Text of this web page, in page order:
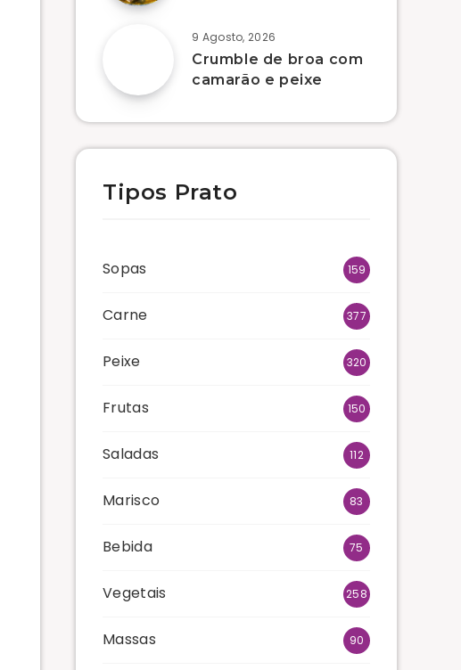
9 Agosto, 2026
Crumble de broa com
camarão e peixe
Tipos Prato
Sopas 159
Carne 377
Peixe 320
Frutas 150
Saladas 112
Marisco 83
Bebida 75
Vegetais 258
Massas 90